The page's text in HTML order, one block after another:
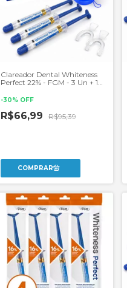
Clareador Dental Whiteness
Perfect 22% - FGM - 3 Un + 1
-30% OFF
R$66,99 R$95,39